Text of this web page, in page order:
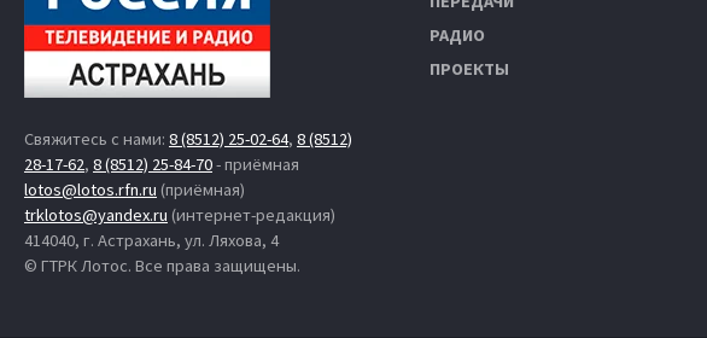
Свяжитесь с нами: 8 (8512) 25-02-64, 8 (8512)
28-17-62, 8 (8512) 25-84-70- приёмная
lotos@lotos.rfn.ru (приёмная)
trklotos@yandex.ru (интернет-редакция)
414040, г. Астрахань, ул. Ляхова, 4
© ГТРК Лотос. Все права защищены.
РАДИО
ПРОЕКТЫ